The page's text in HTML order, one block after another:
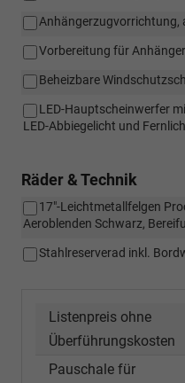
Anhängerzugvorrichtung,
Vorbereitung für
Beheizbare
LED-Hauptscheinwerfer
LED-Abbiegelicht und
Räder & Technik
17"-Leichtmetallfelgen
Aeroblenden Schwarz,
Stahlreserverad inkl.
Listenpreis ohne
Überführungskosten
Pauschale für